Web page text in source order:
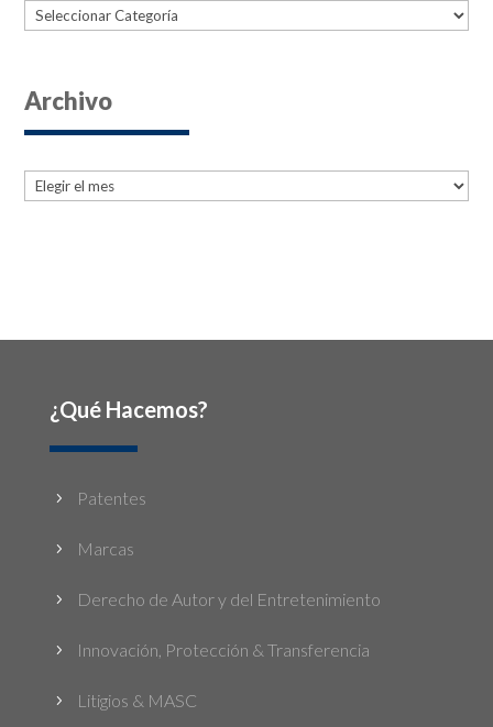
Categorías
Archivo
Archives
¿Qué Hacemos?
5 Patentes
5 Marcas
5 Derecho de Autor y del Entretenimiento
5 Innovación, Protección & Transferencia
5 Litigios & MASC